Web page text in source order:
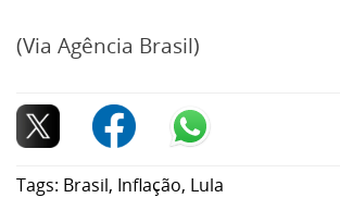
(Via Agência Brasil)
Tags: Brasil, Inflação, Lula